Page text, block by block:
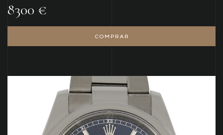
8300 €
COMPRAR